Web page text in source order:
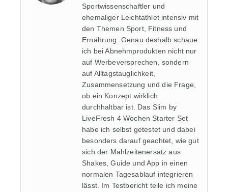
Sportwissenschaftler und
ehemaliger Leichtathlet intensiv mit
den Themen Sport, Fitness und
Ernährung. Genau deshalb schaue
ich bei Abnehmprodukten nicht nur
auf Werbeversprechen, sondern
auf Alltagstauglichkeit,
Zusammensetzung und die Frage,
ob ein Konzept wirklich
durchhaltbar ist. Das Slim by
LiveFresh 4 Wochen Starter Set
habe ich selbst getestet und dabei
besonders darauf geachtet, wie gut
sich der Mahlzeitenersatz aus
Shakes, Guide und App in einen
normalen Tagesablauf integrieren
lässt. Im Testbericht teile ich meine